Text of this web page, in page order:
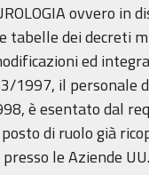
ovvero in
tabelle dei decreti
ed
1997, il
è esentato dal
di ruolo già
le Aziende